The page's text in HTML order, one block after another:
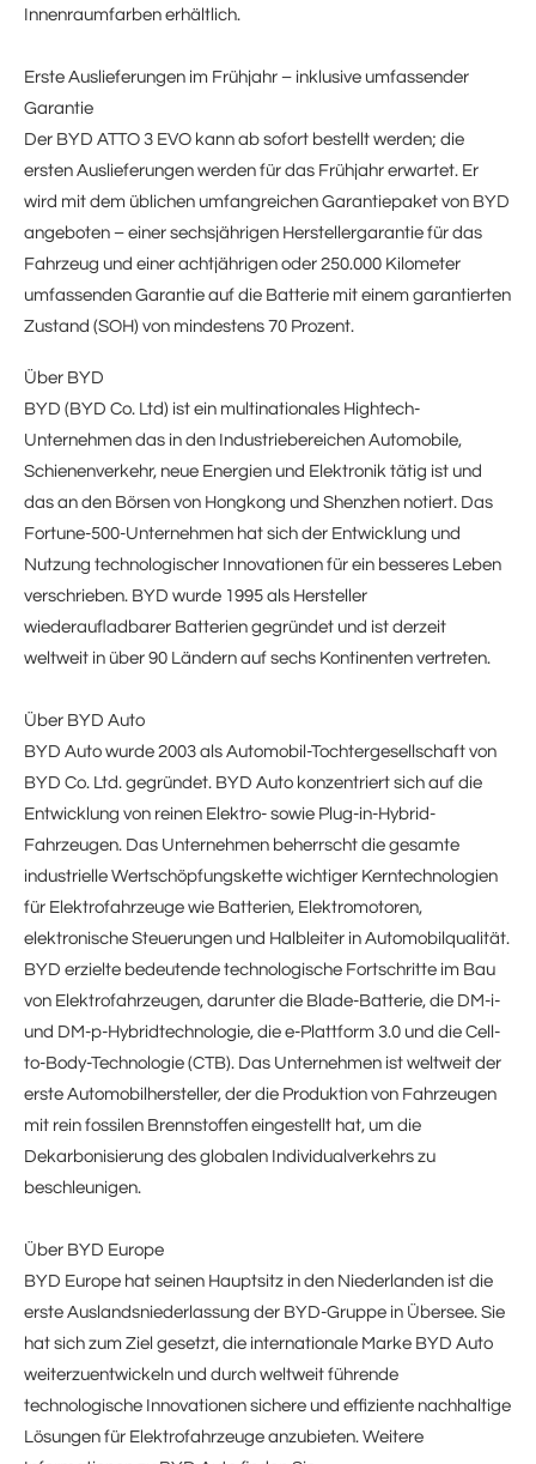
Innenraumfarben erhältlich.
Erste Auslieferungen im Frühjahr – inklusive umfassender
Garantie
Der BYD ATTO 3 EVO kann ab sofort bestellt werden; die
ersten Auslieferungen werden für das Frühjahr erwartet. Er
wird mit dem üblichen umfangreichen Garantiepaket von BYD
angeboten – einer sechsjährigen Herstellergarantie für das
Fahrzeug und einer achtjährigen oder 250.000 Kilometer
umfassenden Garantie auf die Batterie mit einem garantierten
Zustand (SOH) von mindestens 70 Prozent.
Über BYD
BYD (BYD Co. Ltd) ist ein multinationales Hightech-
Unternehmen das in den Industriebereichen Automobile,
Schienenverkehr, neue Energien und Elektronik tätig ist und
das an den Börsen von Hongkong und Shenzhen notiert. Das
Fortune-500-Unternehmen hat sich der Entwicklung und
Nutzung technologischer Innovationen für ein besseres Leben
verschrieben. BYD wurde 1995 als Hersteller
wiederaufladbarer Batterien gegründet und ist derzeit
weltweit in über 90 Ländern auf sechs Kontinenten vertreten.
Über BYD Auto
BYD Auto wurde 2003 als Automobil-Tochtergesellschaft von
BYD Co. Ltd. gegründet. BYD Auto konzentriert sich auf die
Entwicklung von reinen Elektro- sowie Plug-in-Hybrid-
Fahrzeugen. Das Unternehmen beherrscht die gesamte
industrielle Wertschöpfungskette wichtiger Kerntechnologien
für Elektrofahrzeuge wie Batterien, Elektromotoren,
elektronische Steuerungen und Halbleiter in Automobilqualität.
BYD erzielte bedeutende technologische Fortschritte im Bau
von Elektrofahrzeugen, darunter die Blade-Batterie, die DM-i-
und DM-p-Hybridtechnologie, die e-Plattform 3.0 und die Cell-
to-Body-Technologie (CTB). Das Unternehmen ist weltweit der
erste Automobilhersteller, der die Produktion von Fahrzeugen
mit rein fossilen Brennstoffen eingestellt hat, um die
Dekarbonisierung des globalen Individualverkehrs zu
beschleunigen.
Über BYD Europe
BYD Europe hat seinen Hauptsitz in den Niederlanden ist die
erste Auslandsniederlassung der BYD-Gruppe in Übersee. Sie
hat sich zum Ziel gesetzt, die internationale Marke BYD Auto
weiterzuentwickeln und durch weltweit führende
technologische Innovationen sichere und effiziente nachhaltige
Lösungen für Elektrofahrzeuge anzubieten. Weitere